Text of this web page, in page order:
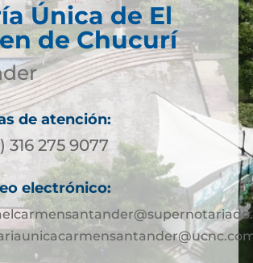
Única de El
de Chucurí
de atención:
316 275 9077
electrónico: